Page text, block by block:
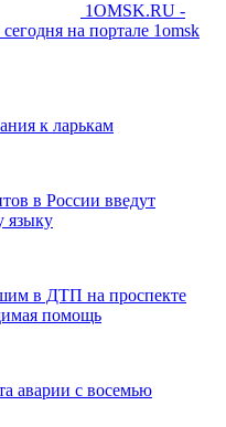
1OMSK.RU -
на портале 1omsk
к ларькам
в России введут
языку
в ДТП на проспекте
помощь
аварии с восемью